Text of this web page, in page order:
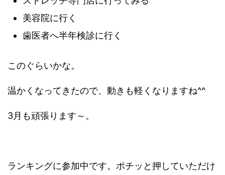
美容院に行く
歯医者へ半年検診に行く
このぐらいかな。
温かくなってきたので、動きも軽くなりますね^^
3月も頑張ります～。
ランキングに参加中です。ポチッと押していただけ